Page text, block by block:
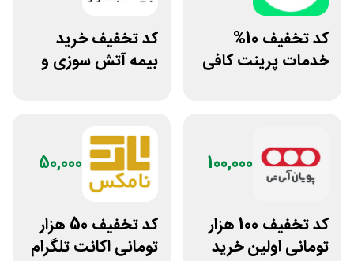
کد تخفیف 10%
خدمات پرینت کافی
کد تخفیف خرید
بیمه آتش سوزی و
100,000
کد تخفیف 100 هزار
تومانی اولین خرید
50,000
کد تخفیف 50 هزار
تومانی اکانت تلگرام